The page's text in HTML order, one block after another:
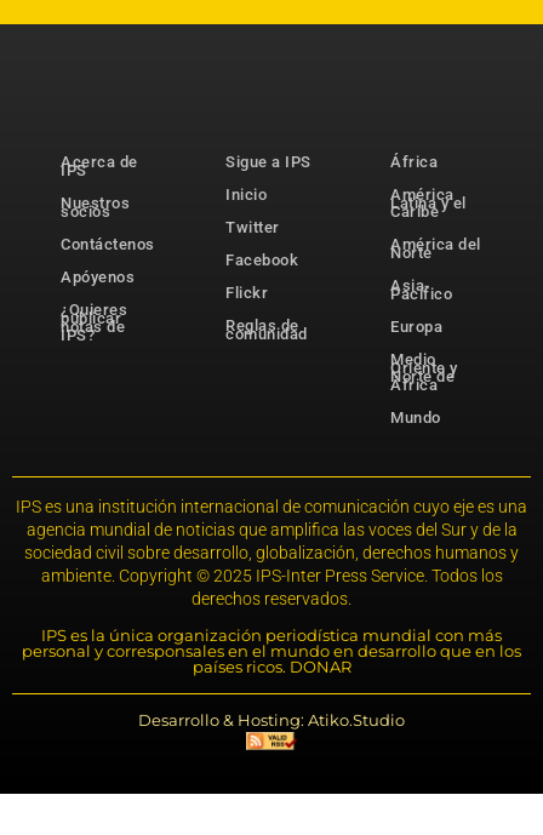
Acerca de
IPS
Nuestros
socios
Contáctenos
Apóyenos
¿Quieres
publicar
notas de
IPS?
Sigue a IPS
Inicio
Twitter
Facebook
Flickr
Reglas de
comunidad
África
América
Latina y el
Caribe
América del
Norte
Asia-
Pacífico
Europa
Medio
Oriente y
Norte de
África
Mundo
IPS es una institución internacional de comunicación cuyo eje es una
agencia mundial de noticias que amplifica las voces del Sur y de la
sociedad civil sobre desarrollo, globalización, derechos humanos y
ambiente. Copyright © 2025 IPS-Inter Press Service. Todos los
derechos reservados.
IPS es la única organización periodística mundial con más
personal y corresponsales en el mundo en desarrollo que en los
países ricos. DONAR
Desarrollo & Hosting: Atiko.Studio